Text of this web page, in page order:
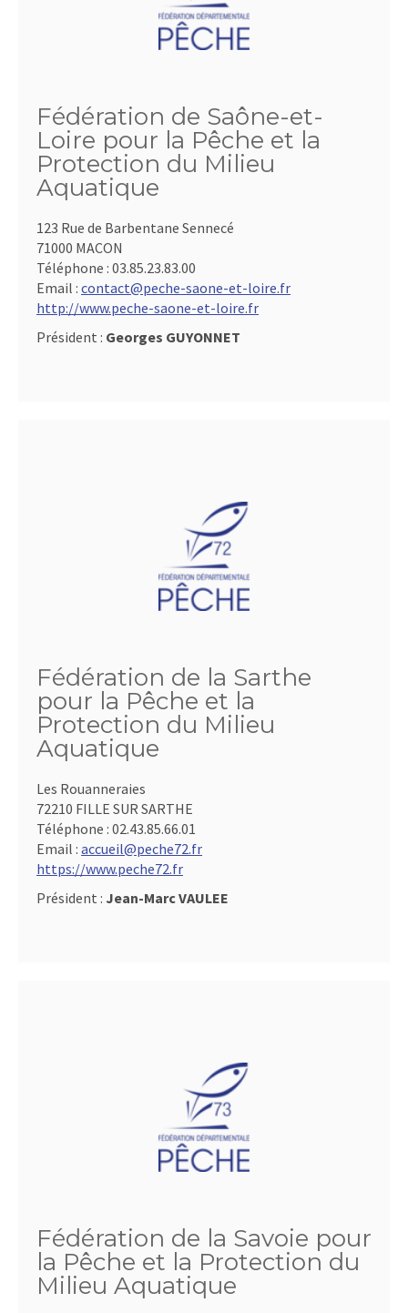
Fédération de Saône-et-
Loire pour la Pêche et la
Protection du Milieu
Aquatique
123 Rue de Barbentane Sennecé
71000 MACON
Téléphone : 03.85.23.83.00
Email : contact@peche-saone-et-loire.fr
http://www.peche-saone-et-loire.fr
Président : Georges GUYONNET
Fédération de la Sarthe
pour la Pêche et la
Protection du Milieu
Aquatique
Les Rouanneraies
72210 FILLE SUR SARTHE
Téléphone : 02.43.85.66.01
Email : accueil@peche72.fr
https://www.peche72.fr
Président : Jean-Marc VAULEE
Fédération de la Savoie pour
la Pêche et la Protection du
Milieu Aquatique